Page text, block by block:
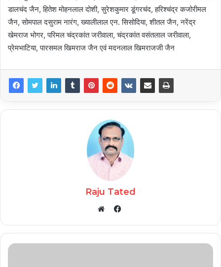
डालचंद जैन, हितेश मोहनलाल दोशी, सुरेशकुमार डूंगरचंद, हरिश्चंद्र कजोरीमल
जैन, सोमपाल दसुराम नारंग, ख्यालीलाल एन. सिसोदिया, शीतल जैन, नरेंद्र
खेमराज भोगर, परिमल चंद्रकांत जरीवाला, चंद्रकांत वसंतलाल जरीवाला,
प्रेमभाटिया, पारसमल खिमराज जैन एवं मदनलाल खिमराजजी जैन
Raju Tated
Facebook